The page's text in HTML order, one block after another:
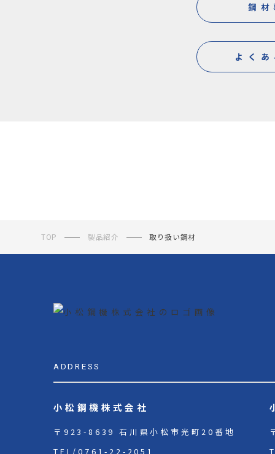
鋼
よく
TOP 製品紹介 取り扱い鋼材
ADDRESS
小松鋼機株式会社
〒923-8639 石川県小松市光町20番地
TEL/0761-22-2051